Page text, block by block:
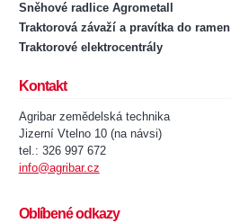
Sněhové radlice Agrometall
Traktorová závaží a pravítka do ramen
Traktorové elektrocentrály
Kontakt
Agribar zemědelská technika
Jizerní Vtelno 10 (na návsi)
tel.: 326 997 672
info@agribar.cz
Oblíbené odkazy